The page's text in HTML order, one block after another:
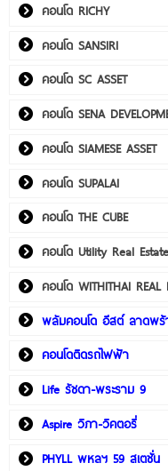
คอนโด RICHY
คอนโด SANSIRI
คอนโด SC ASSET
คอนโด SENA
คอนโด SIAMESE ASSET
คอนโด SUPALAI
คอนโด THE CUBE
คอนโด Utility Real Estate
คอนโด WITHITHAI REAL
พลัมคอนโด อีสต์ ลาดพร้
คอนโดติดรถไฟฟ้า
Life รัชดา-พระราม 9
Aspire วิภา-วิคตอรี่
PHYLL พหลฯ 59 สเตชั่น